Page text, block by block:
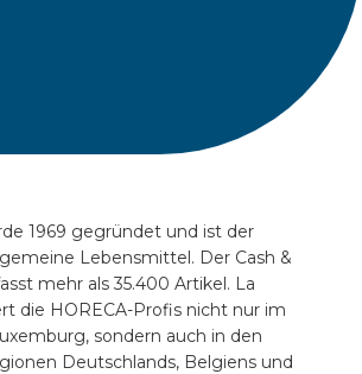
1969 gegründet und ist der
Lebensmittel. Der Cash &
mehr als 35.400 Artikel. La
die HORECA-Profis nicht nur im
sondern auch in den
Deutschlands, Belgiens und